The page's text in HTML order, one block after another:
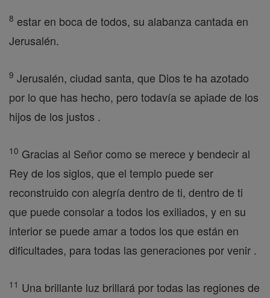
8 estar en boca de todos, su alabanza cantada en
Jerusalén.
9 Jerusalén, ciudad santa, que Dios te ha azotado
por lo que has hecho, pero todavía se apiade de los
hijos de los justos .
10 Gracias al Señor como se merece y bendecir al
Rey de los siglos, que el templo puede ser
reconstruido con alegría dentro de ti, dentro de ti
que puede consolar a todos los exiliados, y en su
interior se puede amar a todos los que están en
dificultades, para todas las generaciones por venir .
11 Una brillante luz brillará por todas las regiones de